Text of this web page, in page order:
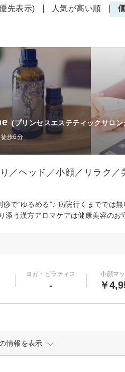
先表示) 人気が高い順
(プリンセスエステティックサロン
歩6分
／ヘッド／小顔／リラク
で“ゆるめる”♪ 病院行くまででは
う漢方アロマケアは健康美容のお
ヨガ・ピラティス
-
小顔マ
￥
情報を表示